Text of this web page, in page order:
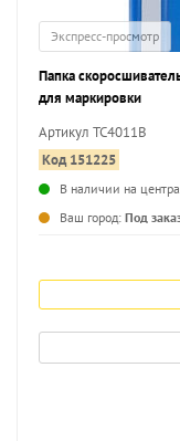
Экспресс-просмотр
Папка
для маркировки
Артикул TC4011B
Код 151225
В наличии на
Ваш город: Под